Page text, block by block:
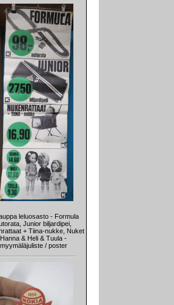
leluosasto - Formula
Junior biljardipei,
+ Tiina-nukke, Nuket
Hanna & Heli & Tuula -
myymäläjuliste / poster